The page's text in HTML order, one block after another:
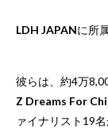
LDH JAPANに所
彼らは、約4万
Z Dreams For
ァイナリスト19